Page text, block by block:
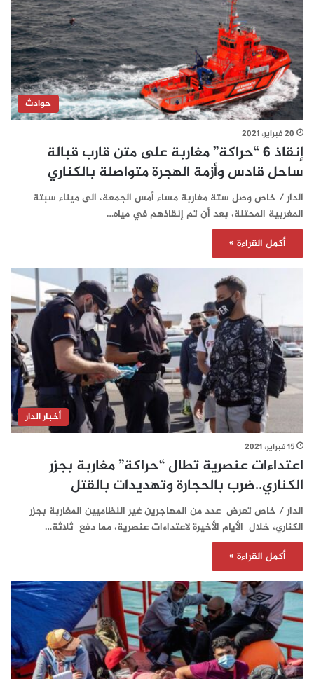
حوادث
20 فبراير، 2021
إنقاذ 6 “حراكة” مغاربة على متن قارب قبالة
ساحل قادس وأزمة الهجرة متواصلة بالكناري
الدار / خاص وصل ستة مغاربة مساء أمس الجمعة، الى ميناء سبتة
المغربية المحتلة، بعد أن تم إنقاذهم في مياه…
أكمل القراءة »
أخبار الدار
15 فبراير، 2021
اعتداءات عنصرية تطال “حراكة” مغاربة بجزر
الكناري..ضرب بالحجارة وتهديدات بالقتل
الدار / خاص تعرض عدد من المهاجرين غير النظاميين المغاربة بجزر
الكناري، خلال الأيام الأخيرة لاعتداءات عنصرية، مما دفع ثلاثة…
أكمل القراءة »